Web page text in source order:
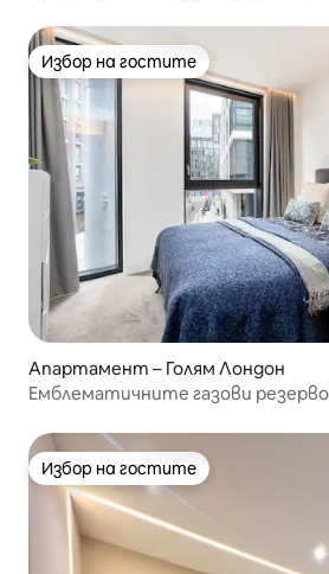
Избор на гостите
Избор на гостите
Апартамент – Голям Лондон
Емблематичните газови
Избор на гостите
Избор на гостите